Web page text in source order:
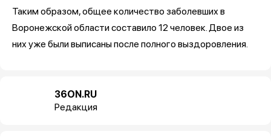
Таким образом, общее количество заболевших в
Воронежской области составило 12 человек. Двое из
них уже были выписаны после полного выздоровления.
36ON.RU
Редакция